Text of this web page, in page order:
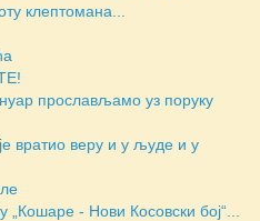
клептомана...
прослављамо уз поруку
вратио веру и у људе и у
- Нови Косовски бој“...